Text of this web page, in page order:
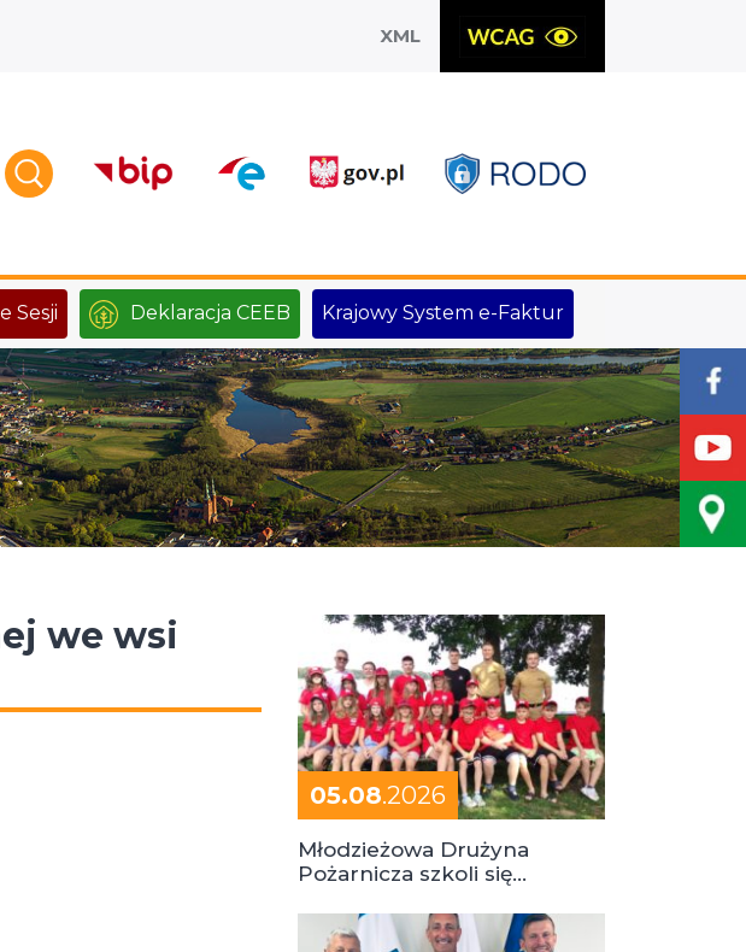
XML
Sesji Deklaracja CEEB Krajowy System e-Faktur
we wsi
05.08.2026
Młodzieżowa Drużyna
Pożarnicza szkoli się